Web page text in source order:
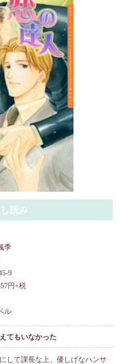
読み
季
9
円+税
ル
てもいなかった
して課長な上、優しげなハンサ